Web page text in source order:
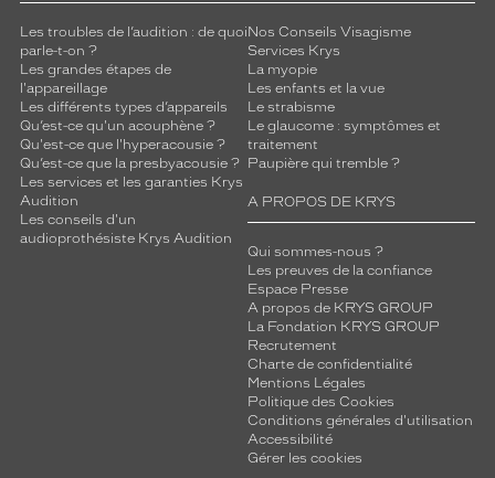
Les troubles de l’audition : de quoi
parle-t-on ?
Les grandes étapes de
l'appareillage
Les différents types d’appareils
Qu’est-ce qu'un acouphène ?
Qu'est-ce que l'hyperacousie ?
Qu’est-ce que la presbyacousie ?
Les services et les garanties Krys
Audition
Les conseils d'un
audioprothésiste Krys Audition
Nos Conseils Visagisme
Services Krys
La myopie
Les enfants et la vue
Le strabisme
Le glaucome : symptômes et
traitement
Paupière qui tremble ?
A PROPOS DE KRYS
Qui sommes-nous ?
Les preuves de la confiance
Espace Presse
A propos de KRYS GROUP
La Fondation KRYS GROUP
Recrutement
Charte de confidentialité
Mentions Légales
Politique des Cookies
Conditions générales d'utilisation
Accessibilité
Gérer les cookies